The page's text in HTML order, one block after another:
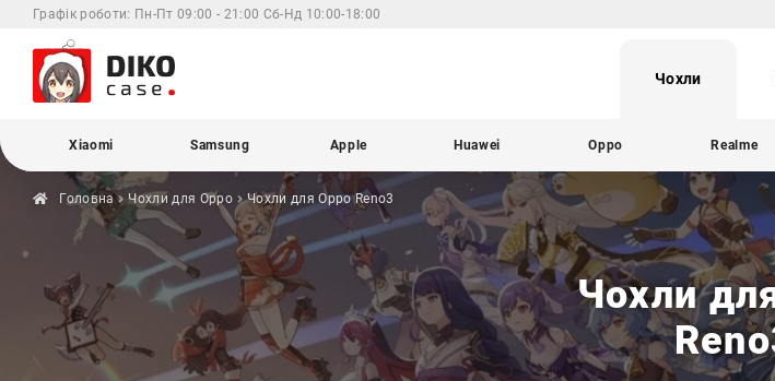
Графік роботи: Пн-Пт 09:00 - 21:00 Сб-Нд 10:00-18:00
Чохли
Xiaomi Samsung Apple Huawei Oppo Realme
Головна Чохли для Oppo Чохли для OppoReno3
Чохли